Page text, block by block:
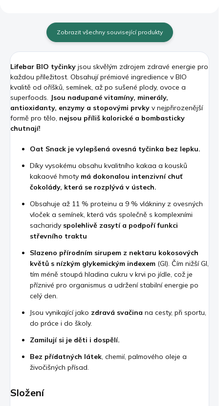
Zobrazit všechny související produkty
Lifebar BIO tyčinky jsou skvělým zdrojem zdravé energie pro
každou příležitost. Obsahují prémiové ingredience v BIO
kvalitě od oříšků, semínek, až po sušené plody, ovoce a
superfoods. Jsou nadupané vitamíny, minerály,
antioxidanty, enzymy a stopovými prvky v nejpřirozenější
formě pro tělo, nejsou příliš kalorické a bombasticky
chutnají!
Oat Snack je vylepšená ovesná tyčinka bez lepku.
Díky vysokému obsahu kvalitního kakaa a kousků
kakaové hmoty má dokonalou intenzivní chuť
čokolády, která se rozplývá v ústech.
Obsahuje až 11 % proteinu a 9 % vlákniny z ovesných
vloček a semínek, která vás společně s komplexními
sacharidy spolehlivě zasytí a podpoří funkci
střevního traktu
Slazeno přírodním sirupem z nektaru kokosových
květů s nízkým glykemickým indexem (GI). Čím nižší GI,
tím méně stoupá hladina cukru v krvi po jídle, což je
příznivé pro organismus a udržení stabilní energie po
celý den.
Jsou vynikající jako zdravá svačina na cesty, při sportu,
do práce i do školy.
Zamilují si je děti i dospělí.
Bez přídatných látek, chemií, palmového oleje a
živočišných přísad.
Složení